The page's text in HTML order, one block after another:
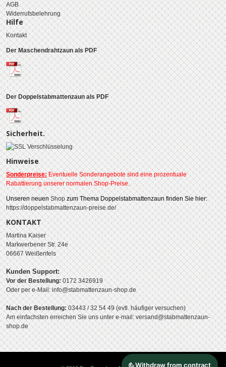
AGB
Widerrufsbelehrung
Hilfe
Kontakt
Der Maschendrahtzaun als PDF
Der Doppelstabmattenzaun als PDF
Sicherheit.
Hinweise
Sonderpreise: Eventuelle Sonderangebote sind eine prozentuale
Rabattierung unserer normalen Shop-Preise.
Unseren neuen Shopzum Thema Doppelstabmattenzaun finden Sie hier:
https://doppelstabmattenzaun-preise.de/
KONTAKT
Martina Kaiser
Markwerbener Str. 24e
06667 Weißenfels
Kunden Support:
Vor der Bestellung:0172 3426919
Oder per e-Mail: info@stabmattenzaun-shop.de
Nach der Bestellung: 03443 / 32 54 49 (evtl. häufiger versuchen)
Am einfachsten erreichen Sie uns unter e-mail: versand@stabmattenzaun-
shop.de